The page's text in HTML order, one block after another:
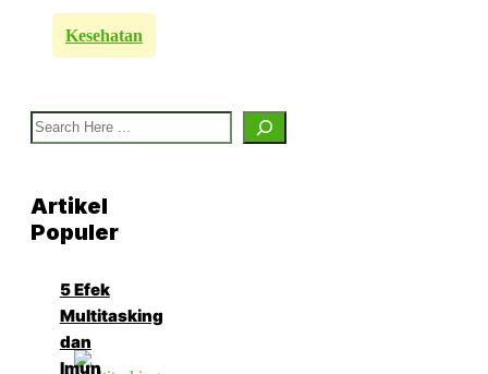
Kesehatan
Search
Artikel
Populer
5 Efek
Multitasking
dan
Imun